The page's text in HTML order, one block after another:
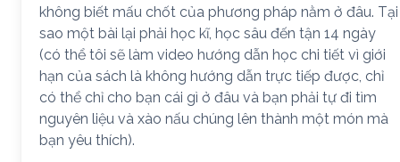
không biết mấu chốt của phương pháp nằm ở đâu. Tại
sao một bài lại phải học kĩ, học sâu đến tận 14 ngày
(có thể tôi sẽ làm video hướng dẫn học chi tiết vì giới
hạn của sách là không hướng dẫn trực tiếp được, chỉ
có thể chỉ cho bạn cái gì ở đâu và bạn phải tự đi tìm
nguyên liệu và xào nấu chúng lên thành một món mà
bạn yêu thích).